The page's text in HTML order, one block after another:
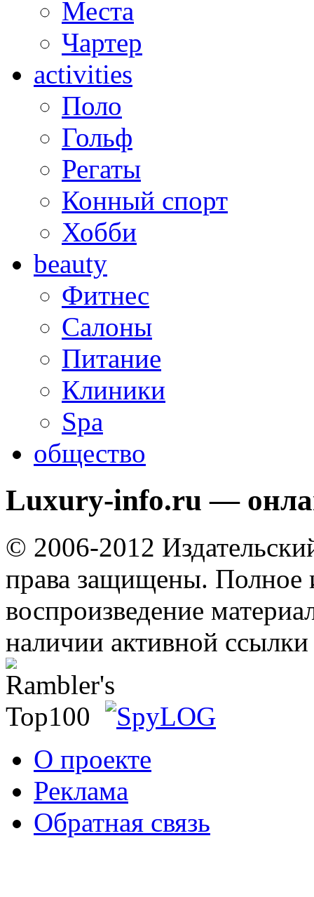
Места
Чартер
activities
Поло
Гольф
Регаты
Конный спорт
Хобби
beauty
Фитнес
Салоны
Питание
Клиники
Spa
общество
Luxury-info.ru —
© 2006-2012
права защищены. Полное
воспроизведение
наличии активной ссылки
О проекте
Реклама
Обратная связь